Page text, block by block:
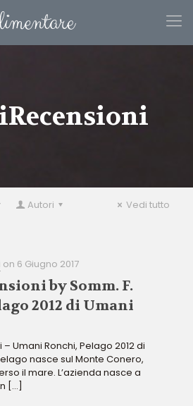
Autori Vedi tutto
on 6 Giugno 2017
by Somm. F.
2012 di Umani
Umani Ronchi, Pelago 2012 di
nasce sul Monte Conero,
il mare. L’azienda nasce a
[…]